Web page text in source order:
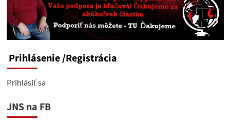
Prihlásenie/Registrácia
Prihlásiť sa
JNS na FB